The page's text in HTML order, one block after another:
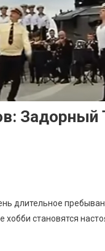
Задорный
длительное
хобби становятся